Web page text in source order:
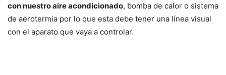
con nuestro aire acondicionado, bomba de calor o sistema
de aerotermia por lo que esta debe tener una línea visual
con el aparato que vaya a controlar.